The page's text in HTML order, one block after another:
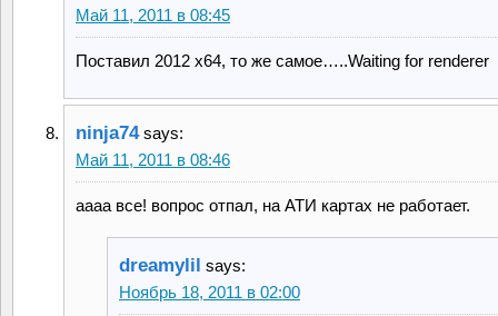
Май 11, 2011 в 08:45
Поставил 2012 х64, то же самое…..Waiting for renderer
ninja74 says:
Май 11, 2011 в 08:46
аааа все! вопрос отпал, на АТИ картах не работает.
dreamylil says:
Ноябрь 18, 2011 в 02:00